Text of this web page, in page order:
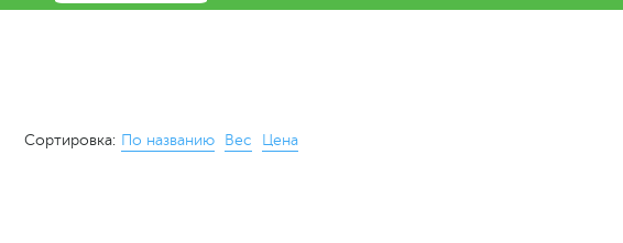
Сортировка: По названию Вес Цена